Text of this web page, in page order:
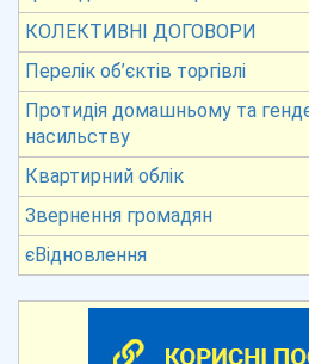
КОЛЕКТИВНІ ДОГОВОРИ
Перелік об’єктів торгівлі
Протидія домашньому та
насильству
Квартирний облік
Звернення громадян
єВідновлення